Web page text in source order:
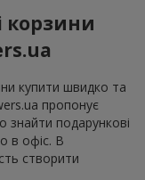
корзини
купити швидко та
пропонує
знайти подарункові
в офіс. В
створити